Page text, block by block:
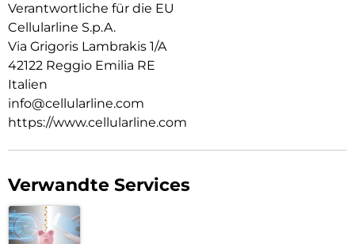
Verantwortliche für die EU
Cellularline S.p.A.
Via Grigoris Lambrakis 1/A
42122 Reggio Emilia RE
Italien
info@cellularline.com
https://www.cellularline.com
Verwandte Services